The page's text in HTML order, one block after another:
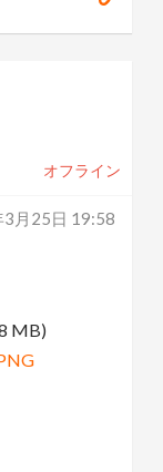
オフライン
月25日 19:58
MB)